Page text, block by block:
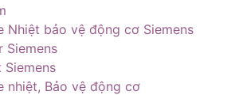
Nhiệt bảo vệ động cơ Siemens
Siemens
Siemens
nhiệt, Bảo vệ động cơ